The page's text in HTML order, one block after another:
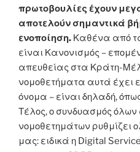
πρωτοβουλίες έχουν
αποτελούν σημαντικά
ενοποίηση. Καθένα από
είναι Κανονισμός –
απευθείας στα Κράτη-
νομοθετήματα αυτά έχει
όνομα – είναι δηλαδή,
Τέλος, ο συνδυασμός όλων
νομοθετημάτων ρυθμίζει
μας: ειδικά η Digital